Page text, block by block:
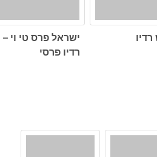
ישראל פרס טי וי –
רדיו פרסי